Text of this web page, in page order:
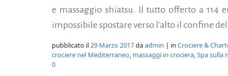
e massaggio shiatsu. Il tutto offerto a 114
impossibile spostare verso l'alto il confine
pubblicato il29 Marzo 2017daadmin | in Crociere &
crociere nel Mediterraneo, massaggi in crociera,Spa sulla
0